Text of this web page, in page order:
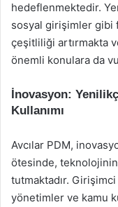
hedeflenmektedir.
sosyal girişimler gibi
çeşitliliği artırmakta
önemli konulara da
İnovasyon:
Kullanımı
Avcılar PDM,
ötesinde, teknolojinin
tutmaktadır.
yönetimler ve kamu